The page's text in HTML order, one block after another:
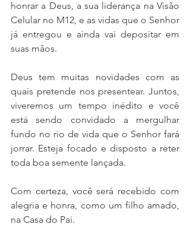
honrar a Deus, a sua liderança na Visão
Celular no M12, e as vidas que o Senhor
já entregou e ainda vai depositar em
suas mãos.
Deus tem muitas novidades com as
quais pretende nos presentear. Juntos,
viveremos um tempo inédito e você
está sendo convidado a mergulhar
fundo no rio de vida que o Senhor fará
jorrar. Esteja focado e disposto a reter
toda boa semente lançada.
Com certeza, você será recebido com
alegria e honra, como um filho amado,
na Casa do Pai.